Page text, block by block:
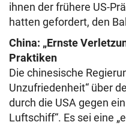
ihnen der frühere US-
hatten gefordert, den
China: „Ernste
Praktiken
Die chinesische
Unzufriedenheit“ über
durch die USA gegen
Luftschiff“. Es sei eine